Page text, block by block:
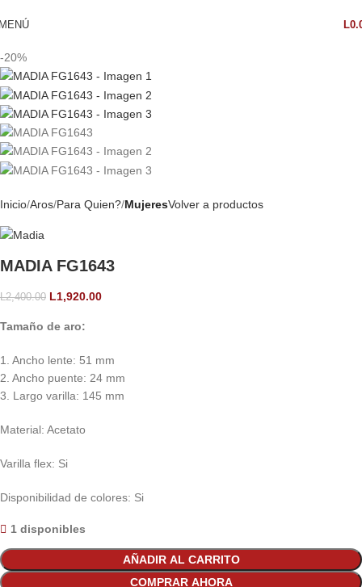
L
-20%
Inicio Aros Para Quien? MujeresVolver a productos
MADIA FG1643
L2,400.00 L1,920.00
Tamaño de aro:
1. Ancho lente: 51 mm
2. Ancho puente: 24 mm
3. Largo varilla: 145 mm
Material: Acetato
Varilla flex: Si
Disponibilidad de colores: Si
1 disponibles
AÑADIR AL CARRITO
COMPRAR AHORA